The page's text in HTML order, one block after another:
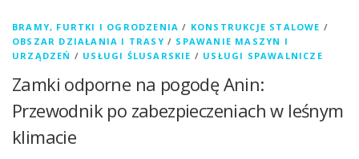
BRAMY, FURTKI I OGRODZENIA / KONSTRUKCJE STALOWE /
OBSZAR DZIAŁANIA I TRASY / SPAWANIE MASZYN I
URZĄDZEŃ / USŁUGI ŚLUSARSKIE / USŁUGI SPAWALNICZE
Zamki odporne na pogodę Anin:
Przewodnik po zabezpieczeniach w leśnym
klimacie